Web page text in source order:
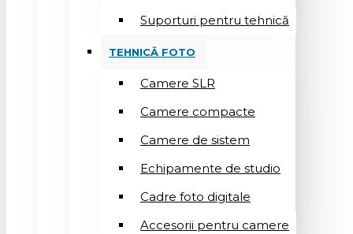
Suporturi pentru tehnică
TEHNICĂ FOTO
Camere SLR
Camere compacte
Camere de sistem
Echipamente de studio
Cadre foto digitale
Accesorii pentru camere